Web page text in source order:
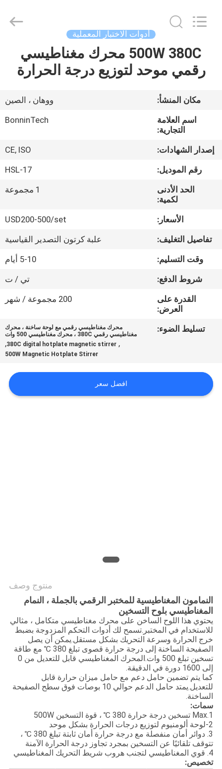
بيت
أشرطة
معلومات
في
المعمل
رقابة
جودة
اتصل
اطلب
اقتباس
Kjeldahl
الصوتية
بالموجات
بالميكروويف
Bonnin
Technology
أدوات الاختبار المعملية
500W 380C محرك مغناطيسي
رقمي موحد لتوزيع درجة الحرارة
مكان المنشأ:
ووهان ، الصين
اسم العلامة
التجارية:
BonninTech
إصدار الشهادات:
CE, ISO
رقم الموديل:
HSL-17
الحد الأدنى
لكمية:
1 مجموعة
الأسعار:
USD200-500/set
تفاصيل التغليف:
علبة كرتون التصدير القياسية
وقت التسليم:
5-10 أيام
شروط الدفع:
تي / ت
القدرة على
العرض:
200 مجموعة / شهر
تسليط الضوء:
محرك مغناطيسي رقمي مع لوحة ساخنة ، محرك
مغناطيسي رقمي 380C ، محرك مغناطيسي 500 وات
,
380C digital hotplate magnetic stirrer
,
500W Magnetic Hotplate Stirrer
افضل سعر
منتوج وصف
النمامون المغناطيسية للمختبر الرقمي بالجملة ، النمام
المغناطيسي بلوح التسخين
يحتوي هذا اللوح الساخن على محرك مغناطيسي متكامل ، مثالي
للاستخدام في المختبر.تسمح لك أدوات التحكم المزدوجة بضبط
خرج الحرارة وسرعة التحريك بشكل مستقل.يمكن أن يصل
الصفيحة الساخنة إلى درجة حرارة قصوى تبلغ 380 ℃ مع طاقة
تسخين تبلغ 500 وات.المحرك المغناطيسي قابل للتعديل من 0
إلى 1600 دورة في الدقيقة.
كما يتم تضمين حامل دعم مع حامل ميزان حرارة قابل
للتعديل.يمتد حامل الدعم حوالي 10 بوصات فوق سطح الصفيحة
الساخنة.
سمات:
1.Max تسخين درجة حرارة 380 ℃ ، قوة التسخين 500W
2-لوحة ألومنيوم لتوزيع درجات الحرارة بشكل موحد
3. دوائر أمان منفصلة مع درجة حرارة أمان ثابتة تبلغ 380 ℃ ،
تتوقف تلقائيًا عن التسخين بمجرد تجاوز درجة الحرارة الآمنة
4. قوي المغناطيسي لتجنب هروب شريط التحريك المغناطيسي
تخصيص: